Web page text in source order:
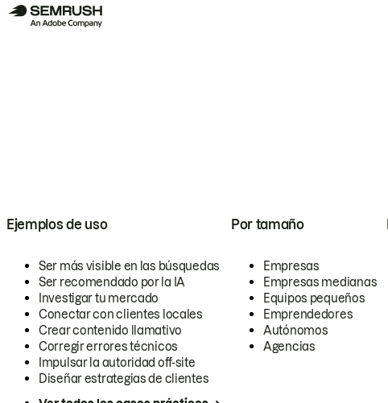
Ejemplos de uso
Ser más visible en las búsquedas
Ser recomendado por la IA
Investigar tu mercado
Conectar con clientes locales
Crear contenido llamativo
Corregir errores técnicos
Impulsar la autoridad off-site
Diseñar estrategias de clientes
Por tamaño
Empresas
Empresas medianas
Equipos pequeños
Emprendedores
Autónomos
Agencias